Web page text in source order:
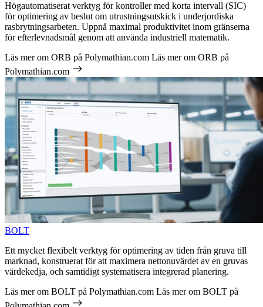
Högautomatiserat verktyg för kontroller med korta intervall (SIC)
för optimering av beslut om utrustningsutskick i underjordiska
rasbrytningsarbeten. Uppnå maximal produktivitet inom gränserna
för efterlevnadsmål genom att använda industriell matematik.
Läs mer om ORB på Polymathian.com Läs mer om ORB på
Polymathian.com
BOLT
Ett mycket flexibelt verktyg för optimering av tiden från gruva till
marknad, konstruerat för att maximera nettonuvärdet av en gruvas
värdekedja, och samtidigt systematisera integrerad planering.
Läs mer om BOLT på Polymathian.com Läs mer om BOLT på